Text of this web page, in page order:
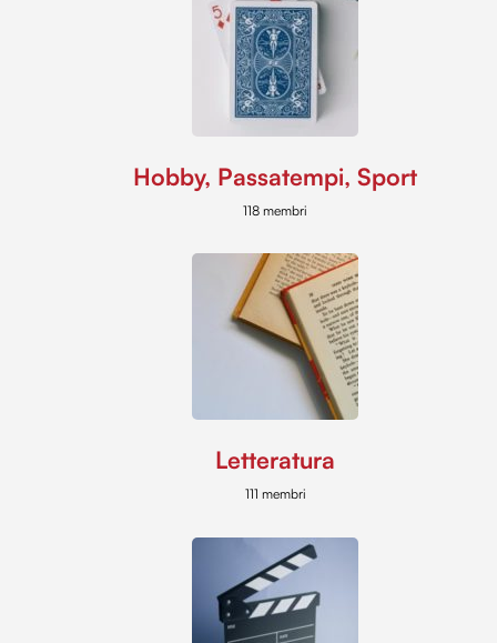
Hobby, Passatempi, Sport
118 membri
Letteratura
111 membri